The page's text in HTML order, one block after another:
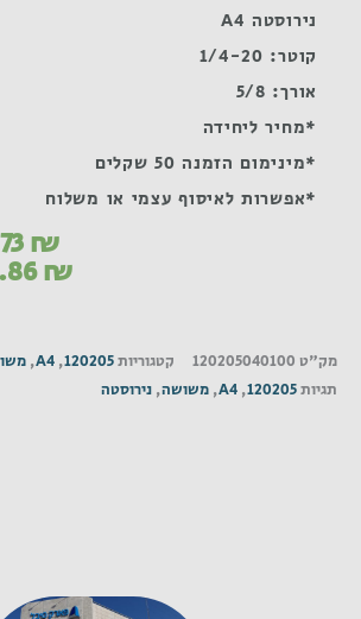
נירוסטה A4
קוטר: 1/4-20
אורך: 5/8
*מחיר ליחידה
*מינימום הזמנה 50 שקלים
*אפשרות לאיסוף עצמי או משלוח
₪
₪
מק"ט 120205040100 קטגוריות120205
,
A4
,
תגיות120205
,
A4
, משושה, נירוסטה